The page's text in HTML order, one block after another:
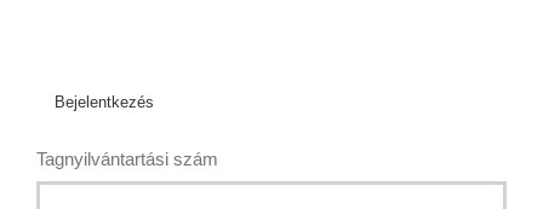
Bejelentkezés
Tagnyilvántartási szám